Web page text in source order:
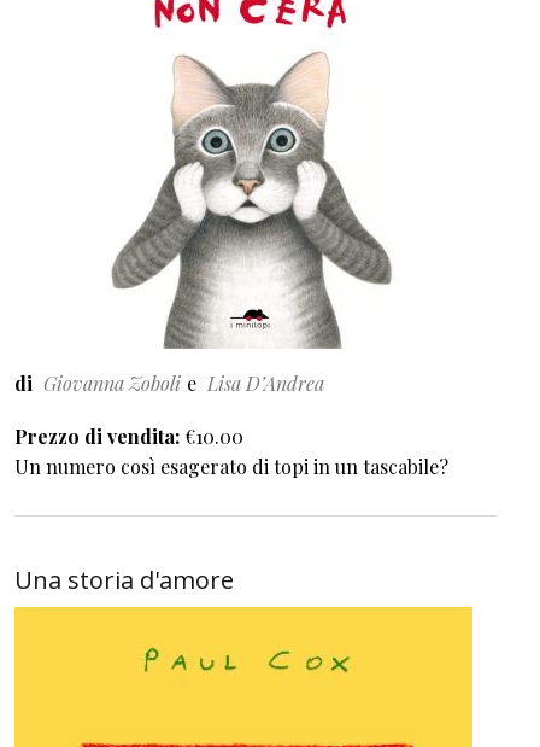
di Giovanna Zoboli Lisa D’Andrea
Prezzo di vendita €10.00
Un numero così esagerato di topi in un tascabile?
Una storia d'amore